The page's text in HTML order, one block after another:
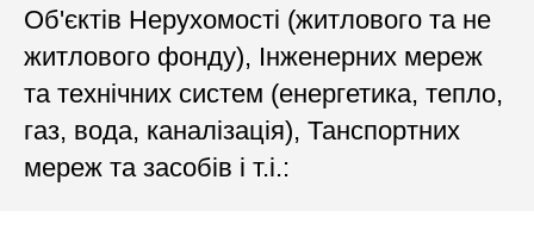
Об'єктів Нерухомості (житлового та не
житлового фонду), Інженерних мереж
та технічних систем (енергетика, тепло,
газ, вода, каналізація), Танспортних
мереж та засобів і т.і.: